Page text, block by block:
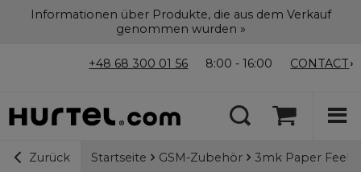
Informationen über Produkte, die aus dem Verkauf
genommen wurden »
+48 68 300 01 56 8:00 - 16:00 CONTACT
Zurück Startseite GSM-Zubehör 3mk Paper